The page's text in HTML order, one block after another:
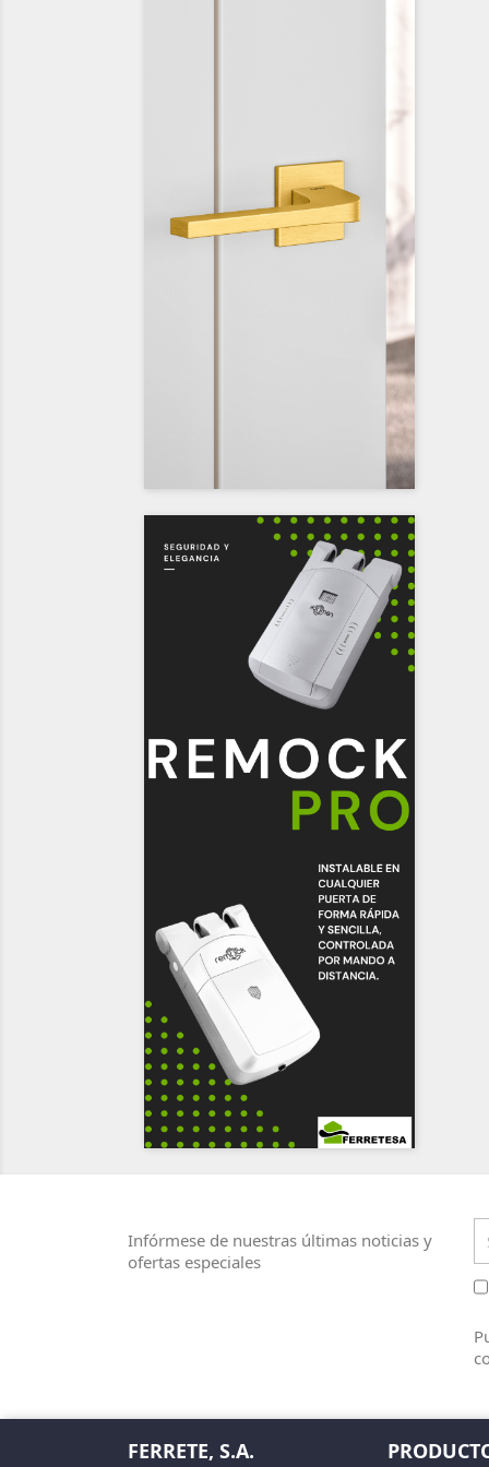
Infórmese de nuestras últimas noticias y
ofertas especiales
FERRETE, S.A.